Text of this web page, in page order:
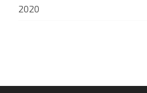
2020